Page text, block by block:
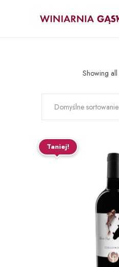
Showing all
Domyślne sortowanie
Taniej!